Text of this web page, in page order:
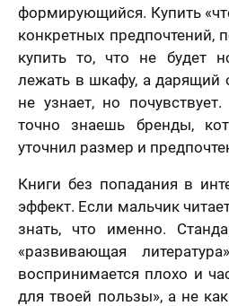
формирующийся. Купить
конкретных предпочтений,
купить то, что не будет
лежать в шкафу, а дарящий
не узнает, но
точно знаешь бренды,
уточнил размер и
Книги без попадания в
эффект. Если мальчик
знать, что именно.
«развивающая
воспринимается плохо и
для твоей пользы», а не